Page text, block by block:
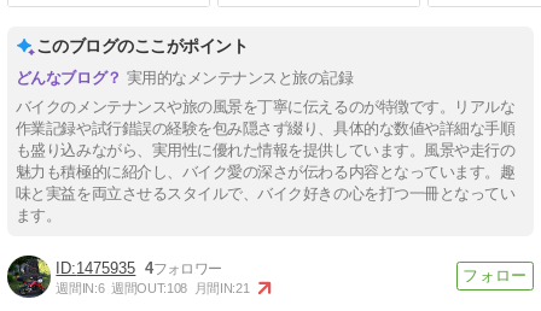
このブログのここがポイント
実用的なメンテナンスと旅の記録
バイクのメンテナンスや旅の風景を丁寧に伝えるのが特徴です。リアルな
作業記録や試行錯誤の経験を包み隠さず綴り、具体的な数値や詳細な手順
も盛り込みながら、実用性に優れた情報を提供しています。風景や走行の
魅力も積極的に紹介し、バイク愛の深さが伝わる内容となっています。趣
味と実益を両立させるスタイルで、バイク好きの心を打つ一冊となってい
ます。
1475935 4
週間IN:6 週間OUT:108 月間IN:21